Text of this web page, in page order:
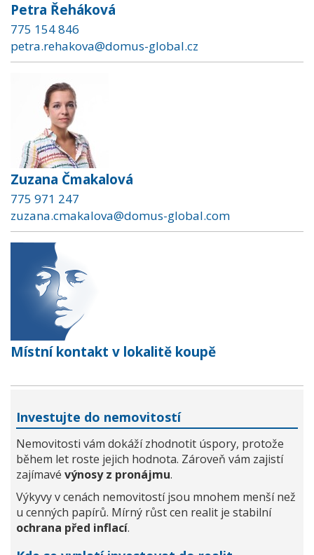
Petra Řeháková
775 154 846
petra.rehakova@domus-global.cz
Zuzana Čmakalová
775 971 247
zuzana.cmakalova@domus-global.com
Místní kontakt v lokalitě koupě
Investujte do nemovitostí
Nemovitosti vám dokáží zhodnotit úspory, protože
během let roste jejich hodnota. Zároveň vám zajistí
zajímavé výnosy z pronájmu.
Výkyvy v cenách nemovitostí jsou mnohem menší než
u cenných papírů. Mírný růst cen realit je stabilní
ochrana před inflací.